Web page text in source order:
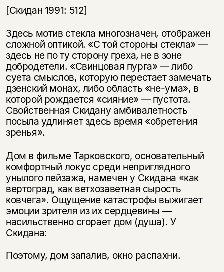
[Скидан 1991: 512]
Здесь мотив стекла многозначен, отображен
сложной оптикой. «С той стороны стекла» —
здесь не по ту сторону греха, не в зоне
добродетели. «Свинцовая пурга» — либо
суета смыслов, которую перестает замечать
дзенский монах, либо область «не-ума», в
которой рождается «сияние» — пустота.
Свойственная Скидану амбивалетность
посыла удлиняет здесь время «обретения
зренья».
Дом в фильме Тарковского, основательный
комфортный локус среди неприглядного
унылого пейзажа, намечен у Скидана «как
вертоград, как ветхозаветная сырость
ковчега». Ощущение катастрофы выжигает
эмоции зрителя из их сердцевины —
насильственно сгорает дом (душа). У
Скидана:
Поэтому, дом запалив, окно распахни.